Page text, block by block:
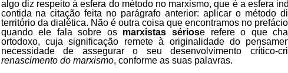
algo diz respeito à esfera do método no marxismo, que é a esfera
contida na citação feita no parágrafo anterior: aplicar o método
território da dialética. Não é outra coisa que encontramos no
quando ele fala sobre os marxistas sériose refere o que
ortodoxo, cuja significação remete à originalidade do
necessidade de assegurar o seu desenvolvimento crítico-
renascimento do marxismo, conforme as suas palavras.